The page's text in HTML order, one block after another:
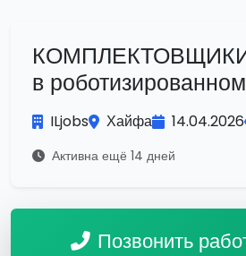
в
ILjobs Хайфа 14.04.2026
Активна ещё 14 дней
Позвонить